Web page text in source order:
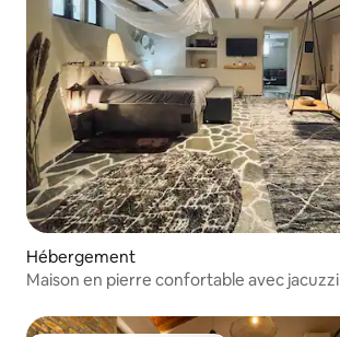
Hébergement
Maison en pierre confortable avec jacuzzi